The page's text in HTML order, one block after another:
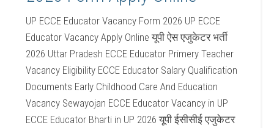
UP ECCE Educator Vacancy Form 2026 UP ECCE
Educator Vacancy Apply Online यूपी ऐस एजुकेटर भर्ती
2026 Uttar Pradesh ECCE Educator Primery Teacher
Vacancy Eligibility ECCE Educator Salary Qualification
Documents Early Childhood Care And Education
Vacancy Sewayojan ECCE Educator Vacancy in UP
ECCE Educator Bharti in UP 2026 यूपी ईसीसीई एजुकेटर